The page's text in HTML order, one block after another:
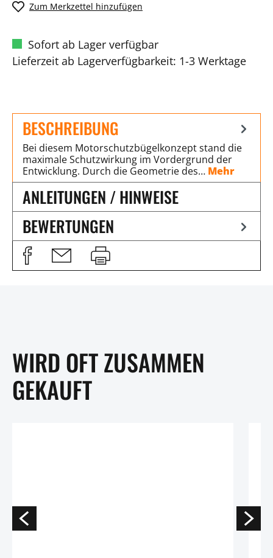
Zum Merkzettel hinzufügen
Sofort ab Lager verfügbar
Lieferzeit ab Lagerverfügbarkeit: 1-3 Werktage
BESCHREIBUNG
Bei diesem Motorschutzbügelkonzept stand die
maximale Schutzwirkung im Vordergrund der
Entwicklung. Durch die Geometrie des… Mehr
ANLEITUNGEN / HINWEISE
BEWERTUNGEN
WIRD OFT ZUSAMMEN
GEKAUFT